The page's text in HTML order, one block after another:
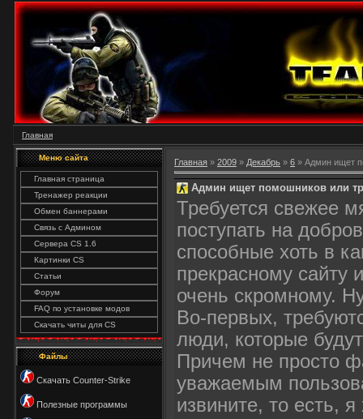
Главная
Меню сайта
Главная страница
Тренажер реакции
Обмен баннерами
Связь с Админом
Сервера CS 1.6
Картинки CS
Статьи
Форум
FAQ по установке модов
Скачать читы для CS
Файлы
Скачать Counter-Strike
Полезные программы
Главная » 2009 » Декабрь » 6 » Админ ищет
Админ ищет помошников или
Требуется свежее
поступать на
способные хоть в
прекрасному
очень скромному.
Во-первых,
люди, которые
Причем не просто
уважаемым
извините, то есть,